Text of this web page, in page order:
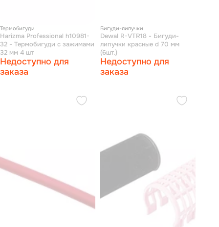
Термобигуди
Harizma Professional h10981-
32 - Термобигуди с зажимами
32 мм 4 шт
Недоступно для
заказа
Бигуди-липучки
Dewal R-VTR18 - Бигуди-
липучки красные d 70 мм
(6шт.)
Недоступно для
заказа